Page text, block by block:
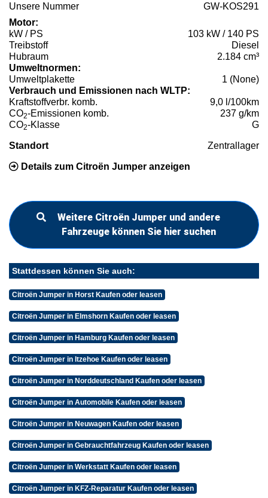
Unsere Nummer
GW-KOS291
Motor:
kW / PS
103 kW / 140 PS
Treibstoff
Diesel
Hubraum
2.184 cm³
Umweltnormen:
Umweltplakette
1 (None)
Verbrauch und Emissionen nach WLTP:
Kraftstoffverbr. komb.
9,0 l/100km
CO2-Emissionen komb.
237 g/km
CO2-Klasse G
Standort Zentrallager
Details zum Citroën Jumper anzeigen
Weitere Citroën Jumper und andere
Fahrzeuge können Sie hier suchen
Stattdessen können Sie auch:
Citroën Jumper in Horst Kaufen oder leasen
Citroën Jumper in Elmshorn Kaufen oder leasen
Citroën Jumper in Hamburg Kaufen oder leasen
Citroën Jumper in Itzehoe Kaufen oder leasen
Citroën Jumper in Norddeutschland Kaufen oder leasen
Citroën Jumper in Automobile Kaufen oder leasen
Citroën Jumper in Neuwagen Kaufen oder leasen
Citroën Jumper in Gebrauchtfahrzeug Kaufen oder leasen
Citroën Jumper in Werkstatt Kaufen oder leasen
Citroën Jumper in KFZ-Reparatur Kaufen oder leasen